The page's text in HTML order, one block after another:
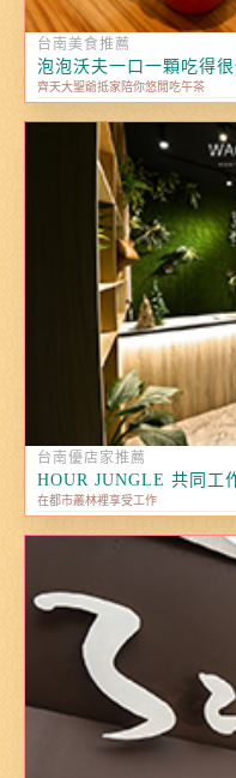
台南美食推薦
泡泡沃夫一口一顆吃得
齊天大聖爺抵家陪你悠閒吃午茶
台南優店家推薦
HOUR JUNGLE 共同工
在都市叢林裡享受工作